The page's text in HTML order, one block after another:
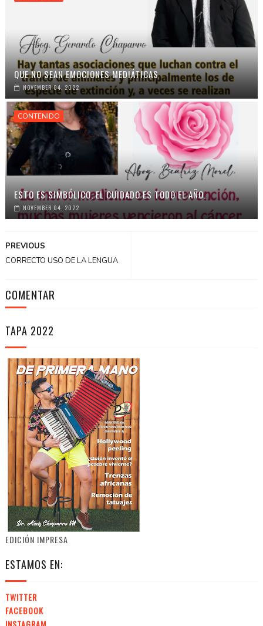
QUE NO SEAN EMOCIONES MEDIÁTICAS
NOVEMBER 04, 2022
CONTENIDO
ESTO ES SIMBÓLICO, EL CUIDADO ES TODO EL AÑO.
NOVEMBER 04, 2022
PREVIOUS
CORRECTO USO DE LA LENGUA
COMENTAR
TAPA 2022
EDICIÓN IMPRESA
ESTAMOS EN:
TWITTER
FACEBOOK